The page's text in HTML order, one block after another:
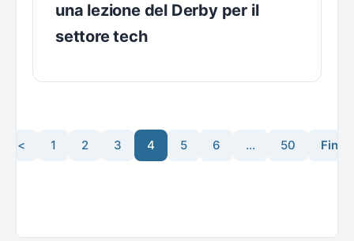
una lezione del Derby per il
settore tech
<< 1 2 3 4 5 6 … 50 Fine